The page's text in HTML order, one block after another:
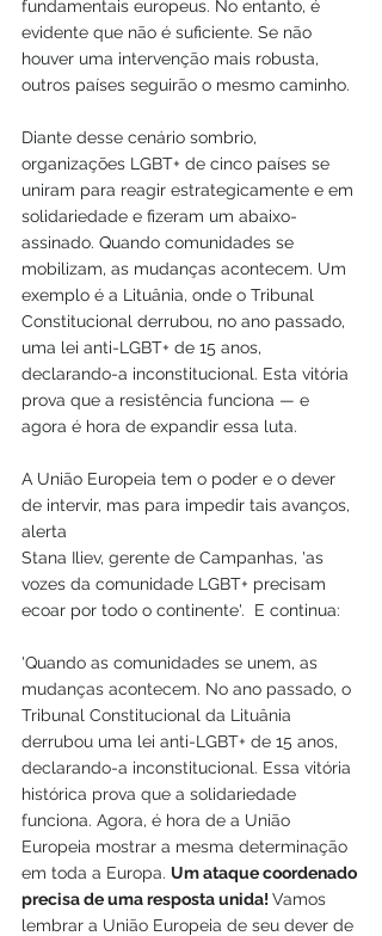
fundamentais europeus. No entanto, é
evidente que não é suficiente. Se não
houver uma intervenção mais robusta,
outros países seguirão o mesmo caminho.
Diante desse cenário sombrio,
organizações LGBT+ de cinco países se
uniram para reagir estrategicamente e em
solidariedade e fizeram um abaixo-
assinado. Quando comunidades se
mobilizam, as mudanças acontecem. Um
exemplo é a Lituânia, onde o Tribunal
Constitucional derrubou, no ano passado,
uma lei anti-LGBT+ de 15 anos,
declarando-a inconstitucional. Esta vitória
prova que a resistência funciona — e
agora é hora de expandir essa luta.
A União Europeia tem o poder e o dever
de intervir, mas para impedir tais avanços,
alerta
Stana Iliev, gerente de Campanhas, 'as
vozes da comunidade LGBT+ precisam
ecoar por todo o continente'.  E continua:
'Quando as comunidades se unem, as
mudanças acontecem. No ano passado, o
Tribunal Constitucional da Lituânia
derrubou uma lei anti-LGBT+ de 15 anos,
declarando-a inconstitucional. Essa vitória
histórica prova que a solidariedade
funciona. Agora, é hora de a União
Europeia mostrar a mesma determinação
em toda a Europa. Um ataque coordenado
precisa de uma resposta unida! Vamos
lembrar a União Europeia de seu dever de